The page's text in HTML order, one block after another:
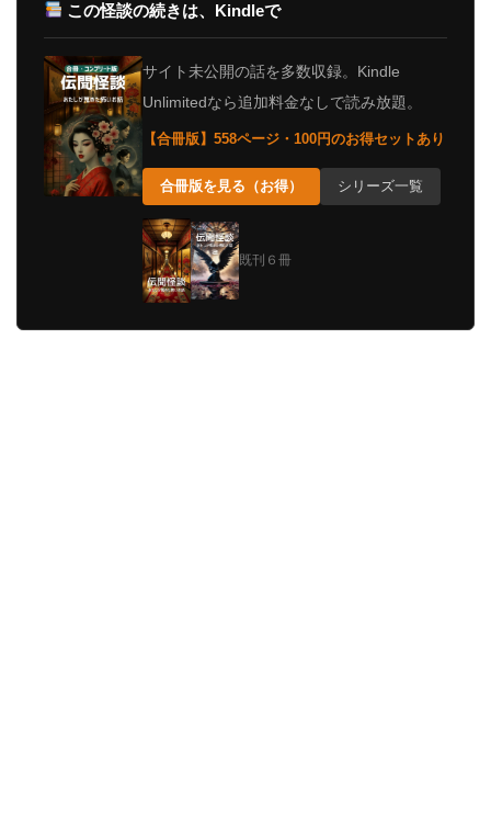
この怪談の続きは、Kindleで
サイト未公開の話を多数収録。Kindle
Unlimitedなら追加料金なしで読み放題。
【合冊版】558ページ・100円のお得セットあり
合冊版を見る（お得） シリーズ一覧
既刊６冊